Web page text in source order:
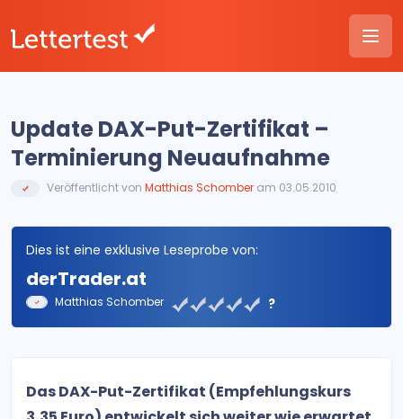
Update DAX-Put-Zertifikat –
Terminierung Neuaufnahme
Veröffentlicht von Matthias Schomber am 03.05.2010
Dies ist eine exklusive Leseprobe von:
derTrader.at
Matthias Schomber ?
Das DAX-Put-Zertifikat (Empfehlungskurs